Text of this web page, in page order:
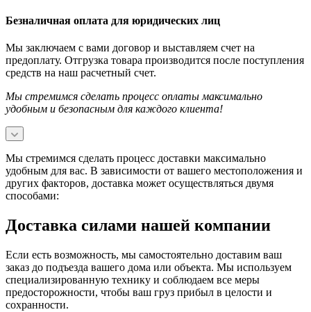
Безналичная оплата для юридических лиц
Мы заключаем с вами договор и выставляем счет на
предоплату. Отгрузка товара производится после поступления
средств на наш расчетный счет.
Мы стремимся сделать процесс оплаты максимально
удобным и безопасным для каждого клиента!
Мы стремимся сделать процесс доставки максимально
удобным для вас. В зависимости от вашего местоположения и
других факторов, доставка может осуществляться двумя
способами:
Доставка силами нашей компании
Если есть возможность, мы самостоятельно доставим ваш
заказ до подъезда вашего дома или объекта. Мы используем
специализированную технику и соблюдаем все меры
предосторожности, чтобы ваш груз прибыл в целости и
сохранности.